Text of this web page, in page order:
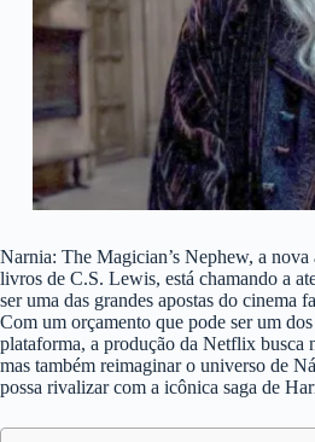
Narnia: The Magician’s Nephew, a nova
livros de C.S. Lewis, está chamando a
ser uma das grandes apostas do cinema
Com um orçamento que pode ser um
plataforma, a produção da Netflix busca
mas também reimaginar o universo de
possa rivalizar com a icônica saga de